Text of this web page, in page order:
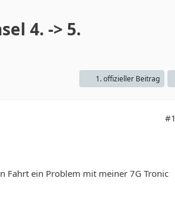
4. -> 5.
1. offizieller Beitrag
#1
Fahrt ein Problem mit meiner 7G Tronic